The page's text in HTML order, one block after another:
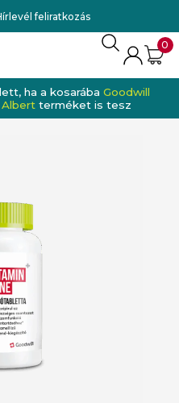
feliratkozás
0
ha a kosarába Goodwill
terméket is tesz